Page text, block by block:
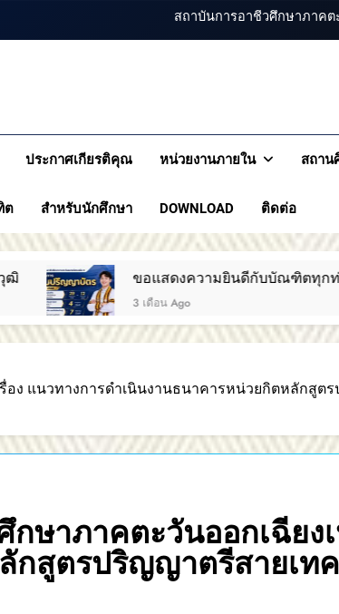
สถาบันการอาชีวศึกษาภาค
ขอแสดงความยินดีกับบัณฑิตทุกท่าน สถาบันก
เหนือ 2
ประกาศเกียรติคุณ หน่วยงานภายใน สถาน
ต สำหรับนักศึกษา DOWNLOAD ติดต่อ
ขอแสดงความยินดีกับบัณฑิตทุกท่าน สถาบันการ
3 เดือน Ago
อง แนวทางการดำเนินงานธนาคารหน่วยกิตหลักสู
ษาภาคตะวันออกเฉียง
กสูตรปริญญาตรีสายเท